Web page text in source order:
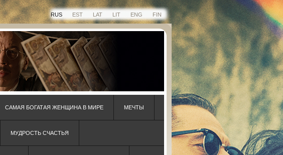
RUS EST LAT LIT ENG FIN
САМАЯ БОГАТАЯ ЖЕНЩИНА В МИРЕ МЕЧТЫ
МУДРОСТЬ СЧАСТЬЯ